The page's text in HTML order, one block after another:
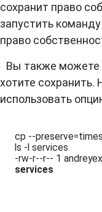
сохранит право
запустить
право
Вы также можете
хотите сохранить.
использовать
cp --
ls -l services
-rw-r--r-- 1
services